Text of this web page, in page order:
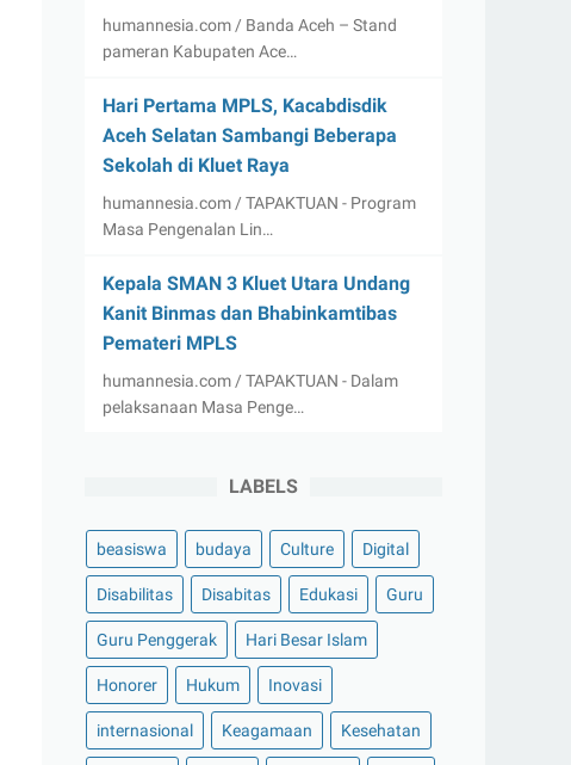
humannesia.com / Banda Aceh – Stand
pameran Kabupaten Ace…
Hari Pertama MPLS, Kacabdisdik
Aceh Selatan Sambangi Beberapa
Sekolah di Kluet Raya
humannesia.com / TAPAKTUAN - Program
Masa Pengenalan Lin…
Kepala SMAN 3 Kluet Utara Undang
Kanit Binmas dan Bhabinkamtibas
Pemateri MPLS
humannesia.com / TAPAKTUAN - Dalam
pelaksanaan Masa Penge…
LABELS
beasiswa budaya Culture Digital
Disabilitas Disabitas Edukasi Guru
Guru Penggerak Hari Besar Islam
Honorer Hukum Inovasi
internasional Keagamaan Kesehatan